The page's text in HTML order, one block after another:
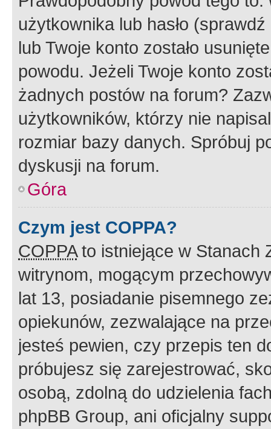
użytkownika lub hasło
lub Twoje konto zostało
powodu. Jeżeli Twoje konto
żadnych postów na forum?
użytkowników, którzy nie
rozmiar bazy danych. Spróbuj
dyskusji na forum.
Góra
Czym jest COPPA?
COPPAto istniejące w Stanach
witrynom, mogącym
lat 13, posiadanie pisemnego
opiekunów, zezwalające na
jesteś pewien, czy przepis ten
próbujesz się zarejestrować,
osobą, zdolną do udzielenia
phpBB Group, ani oficjalny